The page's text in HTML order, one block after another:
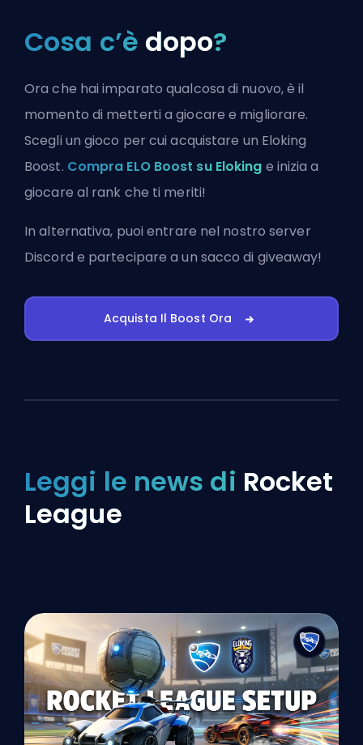
Cosa c’è dopo?
Ora che hai imparato qualcosa di nuovo, è il
momento di metterti a giocare e migliorare.
Scegli un gioco per cui acquistare un Eloking
Boost. Compra ELO Boost su Eloking e inizia a
giocare al rank che ti meriti!
In alternativa, puoientrare nel nostro server
Discord e partecipare a un sacco di giveaway!
Acquista Il Boost Ora
Leggi le news di Rocket
League